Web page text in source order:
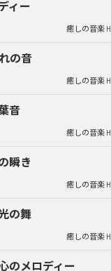
ィー
癒しの音楽
の音
癒しの音楽
音
癒しの音楽
瞬き
癒しの音楽
の舞
癒しの音楽
のメロディー